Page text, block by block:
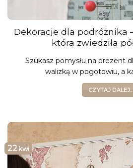
Dekoracje dla podróżnika
która zwiedziła
Szukasz pomysłu na prezent
walizką w pogotowiu, a
CZYTAJ DALEJ...
22 kwi